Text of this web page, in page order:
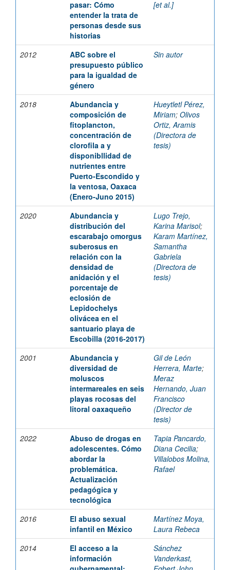
pasar: Cómo
entender la trata de
personas desde sus
historias
[et al.]
2012
ABC sobre el
presupuesto público
para la igualdad de
género
Sin autor
2018
Abundancia y
composición de
fitoplancton,
concentración de
clorofila a y
disponibllidad de
nutrientes entre
Puerto-Escondido y
la ventosa, Oaxaca
(Enero-Juno 2015)
Hueytletl Pérez,
Miriam; Olivos
Ortiz, Aramis
(Directora de
tesis)
2020
Abundancia y
distribución del
escarabajo omorgus
suberosus en
relación con la
densidad de
anidación y el
porcentaje de
eclosión de
Lepidochelys
olivácea en el
santuario playa de
Escobilla (2016-2017)
Lugo Trejo,
Karina Marisol;
Karam Martínez,
Samantha
Gabriela
(Directora de
tesis)
2001
Abundancia y
diversidad de
moluscos
intermareales en seis
playas rocosas del
litoral oaxaqueño
Gil de León
Herrera, Marte;
Meraz
Hernando, Juan
Francisco
(Director de
tesis)
2022
Abuso de drogas en
adolescentes. Cómo
abordar la
problemática.
Actualización
pedagógica y
tecnológica
Tapia Pancardo,
Diana Cecilia;
Villalobos Molina,
Rafael
2016
El abuso sexual
infantil en México
Martínez Moya,
Laura Rebeca
2014
El acceso a la
información
Sánchez
Vanderkast,